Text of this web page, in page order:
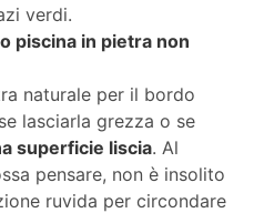
verdi.
piscina in pietra non
naturale per il bordo
lasciarla grezza o se
superficie liscia. Al
pensare, non è insolito
ruvida per circondare